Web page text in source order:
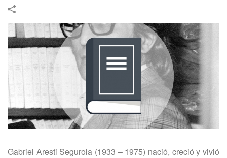
Gabriel Aresti Segurola (1933 – 1975) nació, creció y vivió